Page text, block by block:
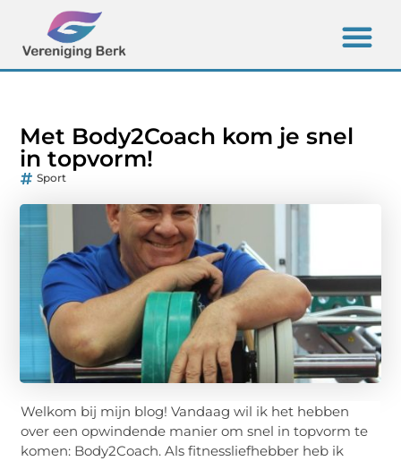
Met Body2Coach kom je snel
in topvorm!
Sport
Welkom bij mijn blog! Vandaag wil ik het hebben
over een opwindende manier om snel in topvorm te
komen: Body2Coach. Als fitnessliefhebber heb ik